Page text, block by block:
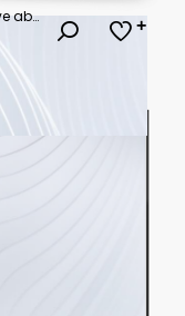
Floral seamless pattern. Vector bold naive abstract illustrations of stylized flowers, pomegranate, lemons and leaves for background, packaging, wrapping paper, textile, fabric and wallpaper